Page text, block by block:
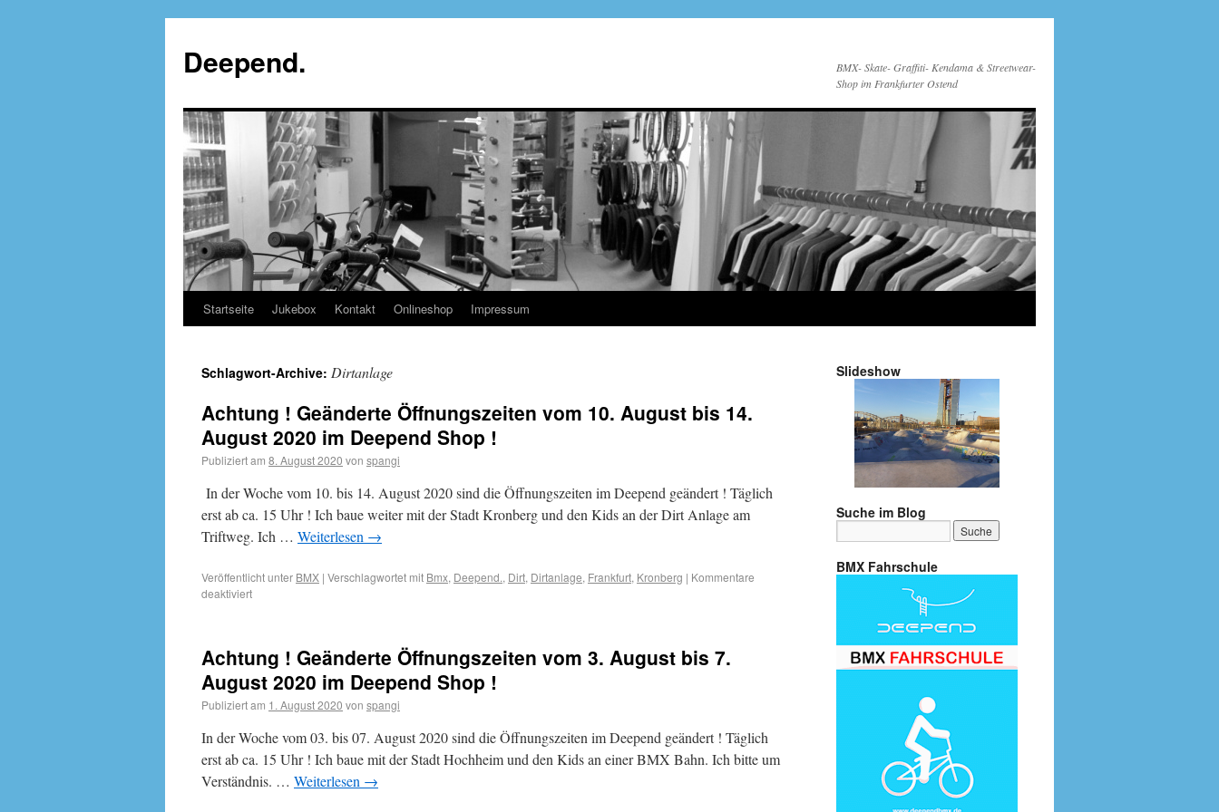
Deepend.
BMX- Skate- Graffiti- Kendama & Streetwear-
Shop im Frankfurter Ostend
Startseite Jukebox Kontakt Onlineshop Impressum
Schlagwort-Archive: Dirtanlage
Achtung ! Geänderte Öffnungszeiten vom 10. August bis 14.
August 2020 im Deepend Shop !
Publiziert am 8. August 2020 von spangi
In der Woche vom 10. bis 14. August 2020 sind die Öffnungszeiten im Deepend geändert ! Täglich
erst ab ca. 15 Uhr ! Ich baue weiter mit der Stadt Kronberg und den Kids an der Dirt Anlage am
Triftweg. Ich … Weiterlesen →
Veröffentlicht unter BMX | Verschlagwortet mit Bmx, Deepend., Dirt, Dirtanlage, Frankfurt, Kronberg | Kommentare
deaktiviert
Achtung ! Geänderte Öffnungszeiten vom 3. August bis 7.
August 2020 im Deepend Shop !
Publiziert am 1. August 2020 von spangi
In der Woche vom 03. bis 07. August 2020 sind die Öffnungszeiten im Deepend geändert ! Täglich
erst ab ca. 15 Uhr ! Ich baue mit der Stadt Hochheim und den Kids an einer BMX Bahn. Ich bitte um
Verständnis. … Weiterlesen →
Slideshow
Suche im Blog
BMX Fahrschule